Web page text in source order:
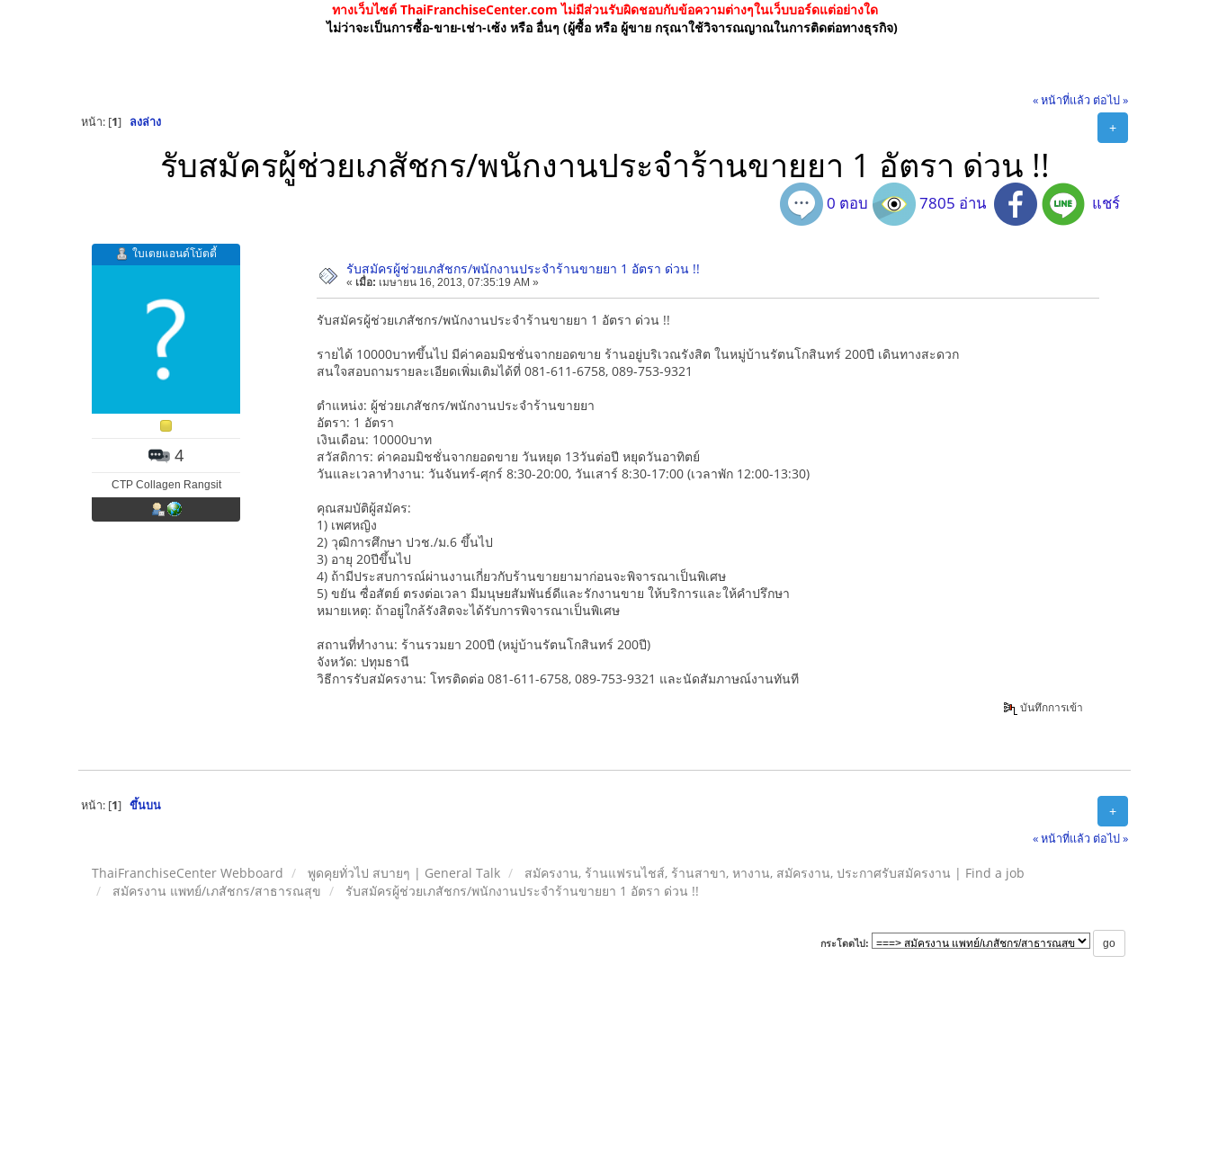
ทางเว็บไซต์ ThaiFranchiseCenter.com ไม่มีส่วนรับผิดชอบกับข้อความต่างๆในเว็บบอร์ดแต่อย่างใด
ไม่ว่าจะเป็นการซื้อ-ขาย-เช่า-เซ้ง หรือ อื่นๆ (ผู้ซื้อ หรือ ผู้ขาย กรุณาใช้วิจารณญาณในการติดต่อทางธุรกิจ)
« หน้าที่แล้ว ต่อไป »
+
หน้า: [1] ลงล่าง
รับสมัครผู้ช่วยเภสัชกร/พนักงานประจำร้านขายยา 1 อัตรา ด่วน !!
0 ตอบ 7805 อ่าน แชร์
ใบเตยแอนด์โบ้ตตี้
4
CTP Collagen Rangsit
รับสมัครผู้ช่วยเภสัชกร/พนักงานประจำร้านขายยา 1 อัตรา ด่วน !!
« เมื่อ: เมษายน 16, 2013, 07:35:19 AM »
รับสมัครผู้ช่วยเภสัชกร/พนักงานประจำร้านขายยา 1 อัตรา ด่วน !!
รายได้ 10000บาทขึ้นไป มีค่าคอมมิชชั่นจากยอดขาย ร้านอยู่บริเวณรังสิต ในหมู่บ้านรัตนโกสินทร์ 200ปี เดินทางสะดวก
สนใจสอบถามรายละเอียดเพิ่มเติมได้ที่ 081-611-6758, 089-753-9321
ตำแหน่ง: ผู้ช่วยเภสัชกร/พนักงานประจำร้านขายยา
อัตรา: 1 อัตรา
เงินเดือน: 10000บาท
สวัสดิการ: ค่าคอมมิชชั่นจากยอดขาย วันหยุด 13วันต่อปี หยุดวันอาทิตย์
วันและเวลาทำงาน: วันจันทร์-ศุกร์ 8:30-20:00, วันเสาร์ 8:30-17:00 (เวลาพัก 12:00-13:30)
คุณสมบัติผู้สมัคร:
1) เพศหญิง
2) วุฒิการศึกษา ปวช./ม.6 ขึ้นไป
3) อายุ 20ปีขึ้นไป
4) ถ้ามีประสบการณ์ผ่านงานเกี่ยวกับร้านขายยามาก่อนจะพิจารณาเป็นพิเศษ
5) ขยัน ซื่อสัตย์ ตรงต่อเวลา มีมนุษยสัมพันธ์ดีและรักงานขาย ให้บริการและให้คำปรึกษา
หมายเหตุ: ถ้าอยู่ใกล้รังสิตจะได้รับการพิจารณาเป็นพิเศษ
สถานที่ทำงาน: ร้านรวมยา 200ปี (หมู่บ้านรัตนโกสินทร์ 200ปี)
จังหวัด: ปทุมธานี
วิธีการรับสมัครงาน: โทรติดต่อ 081-611-6758, 089-753-9321 และนัดสัมภาษณ์งานทันที
บันทึกการเข้า
+
หน้า: [1] ขึ้นบน
« หน้าที่แล้ว ต่อไป »
ThaiFranchiseCenter Webboard พูดคุยทั่วไป สบายๆ | General Talk
สมัครงาน, ร้านแฟรนไชส์, ร้านสาขา, หางาน, สมัครงาน, ประกาศรับสมัครงาน | Find a job
สมัครงาน แพทย์/เภสัชกร/สาธารณสุข
รับสมัครผู้ช่วยเภสัชกร/พนักงานประจำร้านขายยา 1 อัตรา ด่วน !!
กระโดดไป: